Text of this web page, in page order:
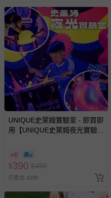
部分商品依據消費者保護法
豫期範圍：
易於腐敗、保存期限較
商品、食品等）。
客製化商品（例如客製
報紙、期刊或雜誌（惟
新費用）。
經消費者拆封之影音商
等）。
非以有形媒介提供之數
已拆封之以下類型商品：
-個人衛生用品（例如
墊、寢具類等）。
UNIQUE史萊姆實驗室 - 即買即
用【UNIQUE史萊姆夜光實驗室
8/30 (電子票券，於展期現場憑
訂單編號兌換，逾期作廢) (大
人小孩均一價(3歲以上需購票))
8折
$390 $490
已售出 4288